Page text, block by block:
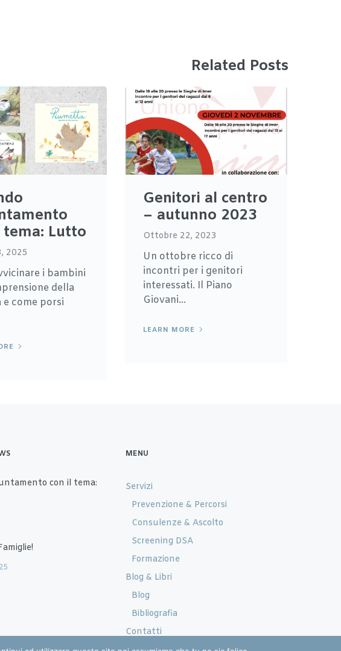
Related Posts
tema: Lutto
2025
i bambini
della
come porsi
Genitori al centro
– autunno 2023
Ottobre 22, 2023
Un ottobre ricco di
incontri per i genitori
interessati. Il Piano
Giovani...
LEARN MORE
con il tema:
MENU
Servizi
Prevenzione & Percorsi
Consulenze & Ascolto
Screening DSA
Formazione
Blog & Libri
Blog
Bibliografia
Contatti